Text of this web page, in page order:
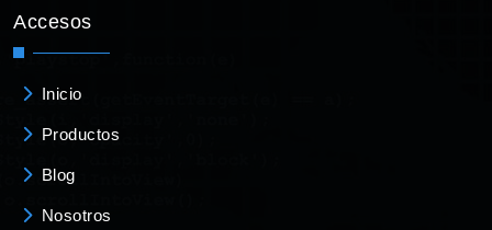
Accesos
Inicio
Productos
Blog
Nosotros